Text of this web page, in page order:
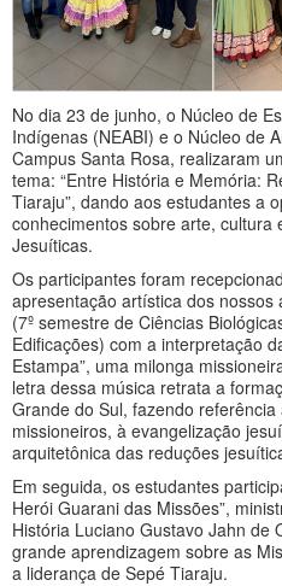
No dia 23 de junho, o Núcleo de
Indígenas (NEABI) e o Núcleo de
Campus Santa Rosa, realizaram
tema: “Entre História e Memória:
Tiaraju”, dando aos estudantes a
conhecimentos sobre arte, cultura
Jesuíticas.
Os participantes foram
apresentação artística dos nossos
(7º semestre de Ciências
Edificações) com a interpretação
Estampa”, uma milonga
letra dessa música retrata a
Grande do Sul, fazendo
missioneiros, à evangelização
arquitetônica das reduções
Em seguida, os estudantes
Herói Guarani das Missões”,
História Luciano Gustavo Jahn de
grande aprendizagem sobre as
a liderança de Sepé Tiaraju.